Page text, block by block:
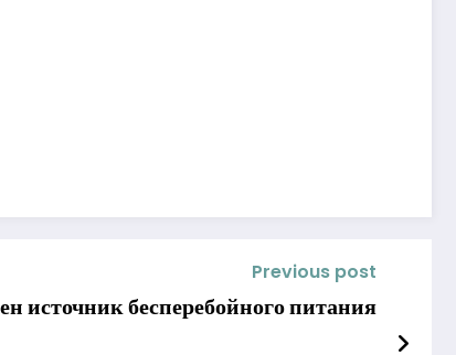
Previous post
источник бесперебойного питания